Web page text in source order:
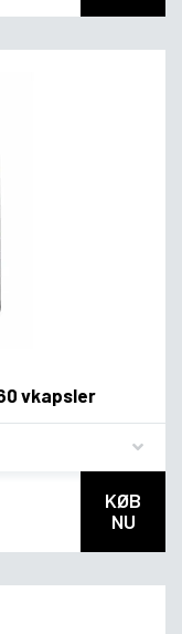
vkapsler
KØB
NU